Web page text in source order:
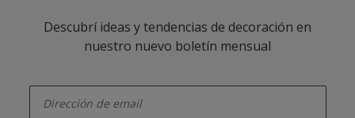
Descubrí ideas y tendencias de decoración en
nuestro nuevo boletín mensual